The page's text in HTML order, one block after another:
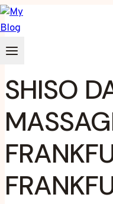
Zum
Inhalt
springen
SHISO